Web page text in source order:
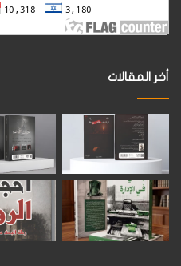
أخر المقالات